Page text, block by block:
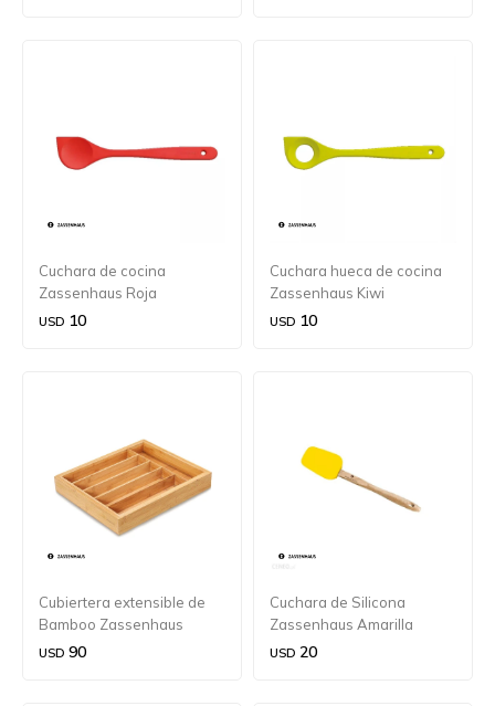
Cuchara de cocina
Zassenhaus Roja
USD 10
Cuchara hueca de cocina
Zassenhaus Kiwi
USD 10
Cubiertera extensible de
Bamboo Zassenhaus
USD 90
Cuchara de Silicona
Zassenhaus Amarilla
USD 20